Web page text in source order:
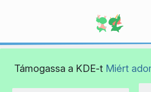
Támogassa a KDE-t Miért